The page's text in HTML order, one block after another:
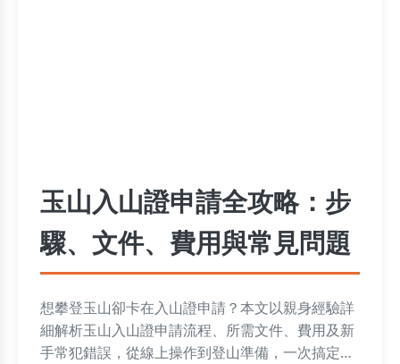
玉山入山證申請全攻略：步
驟、文件、費用與常見問題
想攀登玉山卻卡在入山證申請？本文以親身經驗詳
細解析玉山入山證申請流程、所需文件、費用及新
手常犯錯誤，從線上操作到登山準備，一次搞定所